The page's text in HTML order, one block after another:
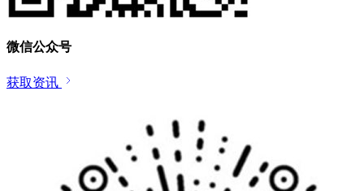
微信公众号
获取资讯